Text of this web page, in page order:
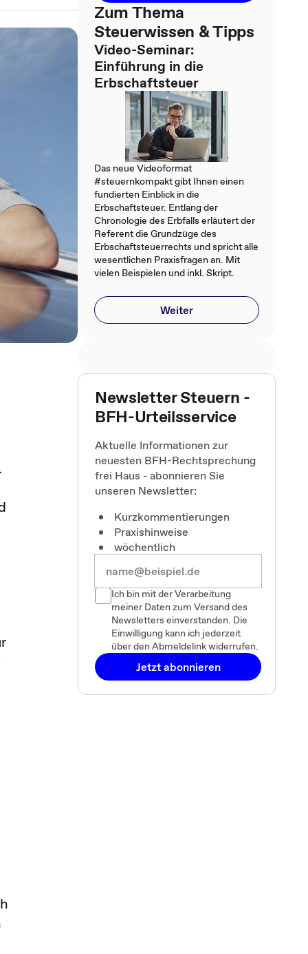
Zum Thema
Steuerwissen & Tipps
Video-Seminar:
Einführung in die
Erbschaftsteuer
Das neue Videoformat
#steuernkompakt gibt Ihnen einen
fundierten Einblick in die
Erbschaftsteuer. Entlang der
Chronologie des Erbfalls erläutert der
Referent die Grundzüge des
Erbschaftsteuerrechts und spricht alle
wesentlichen Praxisfragen an. Mit
vielen Beispielen und inkl. Skript.
Weiter
Newsletter Steuern -
BFH-Urteilsservice
Aktuelle Informationen zur
neuesten BFH-Rechtsprechung
frei Haus - abonnieren Sie
unseren Newsletter:
Kurzkommentierungen
Praxishinweise
wöchentlich
Ich bin mit der Verarbeitung
meiner Daten zum Versand des
Newsletters einverstanden. Die
Einwilligung kann ich jederzeit
über den Abmeldelink widerrufen.
Jetzt abonnieren